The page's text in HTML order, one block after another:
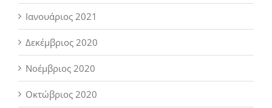
Ιανουάριος 2021
Δεκέμβριος 2020
Νοέμβριος 2020
Οκτώβριος 2020